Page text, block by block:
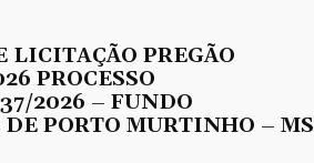
LICITAÇÃO PREGÃO
PROCESSO
2026 – FUNDO
PORTO MURTINHO – MS